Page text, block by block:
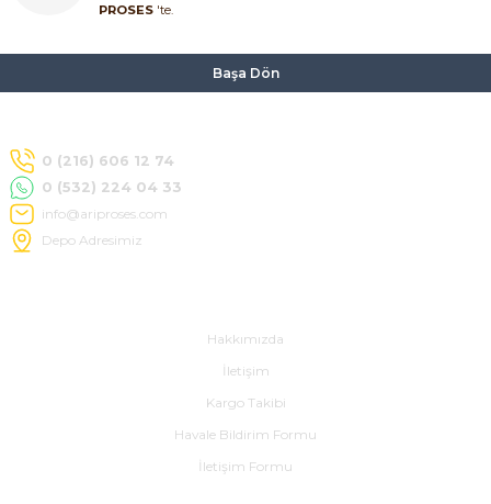
PROSES 'te.
Başa Dön
0 (216) 606 12 74
0 (532) 224 04 33
info@ariproses.com
Depo Adresimiz
Hakkımızda
İletişim
Kargo Takibi
Havale Bildirim Formu
İletişim Formu